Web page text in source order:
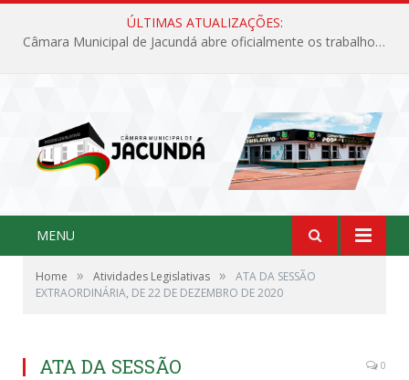
ÚLTIMAS ATUALIZAÇÕES:
Câmara Municipal de Jacundá abre oficialmente os trabalhos legislativos de 2026
MENU
Home » Atividades Legislativas »
ATA DA SESSÃO
EXTRAORDINÁRIA, DE 22 DE DEZEMBRO DE 2020
ATA DA SESSÃO
0